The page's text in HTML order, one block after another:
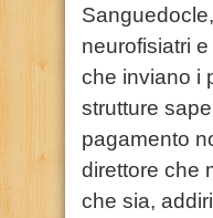
neurofisiatri
che inviano i
strutture
pagamento
direttore che
che sia,